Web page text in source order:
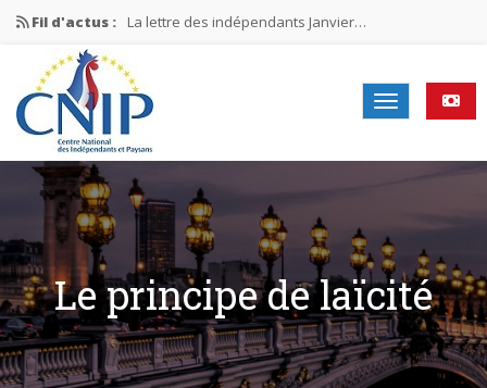
Fil d'actus : La lettre des indépendants Janvier…
La lettre des indépendants Novembre…
La lettre des indépendants Juin…
Mission nationale ÉLECTIONS MUNICIPALES 2026
La lettre des indépendants N°2-2026
Le principe de laïcité